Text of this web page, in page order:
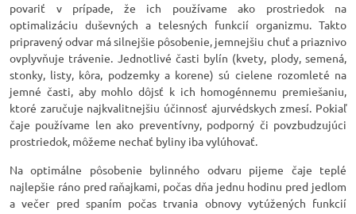
povariť v prípade, že ich používame ako prostriedok na
optimalizáciu duševných a telesných funkcií organizmu. Takto
pripravený odvar má silnejšie pôsobenie, jemnejšiu chuť a priaznivo
ovplyvňuje trávenie. Jednotlivé časti bylín (kvety, plody, semená,
stonky, listy, kôra, podzemky a korene) sú cielene rozomleté na
jemné časti, aby mohlo dôjsť k ich homogénnemu premiešaniu,
ktoré zaručuje najkvalitnejšiu účinnosť ajurvédskych zmesí. Pokiaľ
čaje používame len ako preventívny, podporný či povzbudzujúci
prostriedok, môžeme nechať byliny iba vylúhovať.
Na optimálne pôsobenie bylinného odvaru pijeme čaje teplé
najlepšie ráno pred raňajkami, počas dňa jednu hodinu pred jedlom
a večer pred spaním počas trvania obnovy vytúžených funkcií